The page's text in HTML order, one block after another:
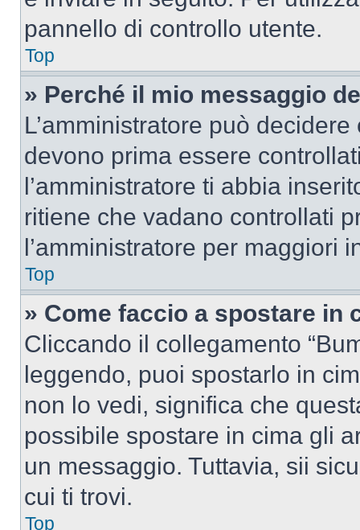
pannello di controllo utente.
Top
» Perché il mio messaggio
L’amministratore può
devono prima essere
l’amministratore ti abbia
ritiene che vadano controllati
l’amministratore per maggiori
Top
» Come faccio a spostare in
Cliccando il collegamento
leggendo, puoi spostarlo in
non lo vedi, significa che
possibile spostare in cima gli
un messaggio. Tuttavia, sii
cui ti trovi.
Top